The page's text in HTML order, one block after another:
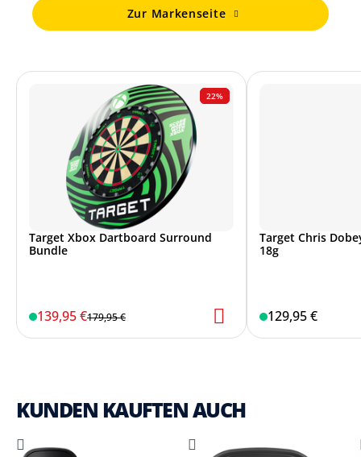
Zur Markenseite
22%
Target Xbox Dartboard Surround
Bundle
139,95 €179,95 €
Target Chris
18g
129,95 €
KUNDEN KAUFTEN AUCH